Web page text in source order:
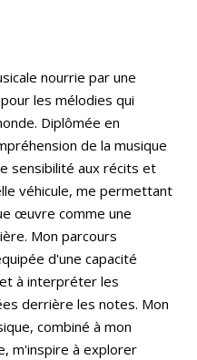
nourrie par une
les mélodies qui
Diplômée en
de la musique
sensibilité aux récits et
véhicule, me permettant
œuvre comme une
Mon parcours
d'une capacité
à interpréter les
derrière les notes. Mon
combiné à mon
m'inspire à explorer